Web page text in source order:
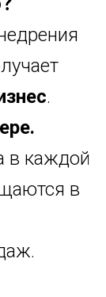
.
в каждой
в